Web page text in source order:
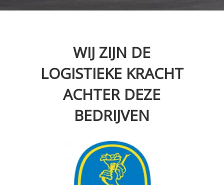
WIJ ZIJN DE
LOGISTIEKE KRACHT
ACHTER DEZE
BEDRIJVEN